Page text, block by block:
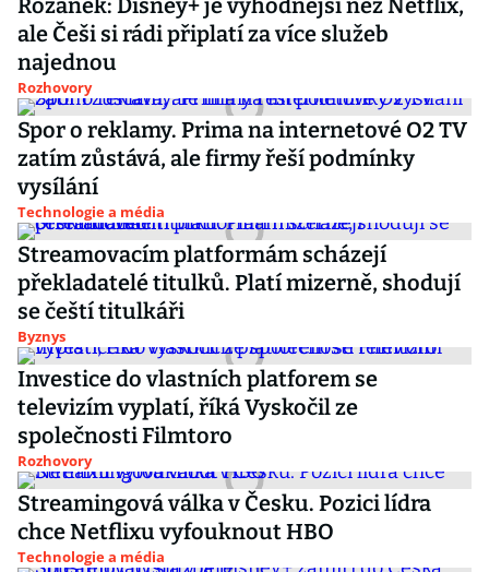
Rožánek: Disney+ je výhodnější než Netflix,
ale Češi si rádi připlatí za více služeb
najednou
Rozhovory
Spor o reklamy. Prima na internetové O2 TV
zatím zůstává, ale firmy řeší podmínky
vysílání
Technologie a média
Streamovacím platformám scházejí
překladatelé titulků. Platí mizerně, shodují
se čeští titulkáři
Byznys
Investice do vlastních platforem se
televizím vyplatí, říká Vyskočil ze
společnosti Filmtoro
Rozhovory
Streamingová válka v Česku. Pozici lídra
chce Netflixu vyfouknout HBO
Technologie a média